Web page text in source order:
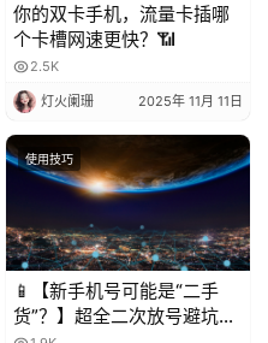
你的双卡手机，流量卡插哪
个卡槽网速更快？📶
2.5K
灯火阑珊 2025年 11月 11日
使用技巧
📱【新手机号可能是“二手
货”？】超全二次放号避坑指